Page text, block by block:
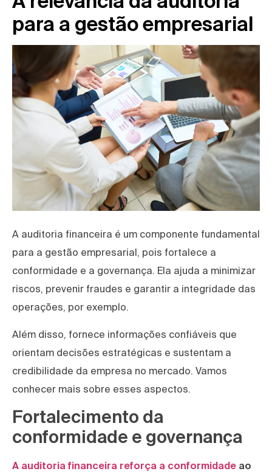
para a gestão empresarial
A auditoria financeira é um componente fundamental
para a gestão empresarial, pois fortalece a
conformidade e a governança. Ela ajuda a minimizar
riscos, prevenir fraudes e garantir a integridade das
operações, por exemplo.
Além disso, fornece informações confiáveis que
orientam decisões estratégicas e sustentam a
credibilidade da empresa no mercado. Vamos
conhecer mais sobre esses aspectos.
Fortalecimento da
conformidade e governança
A auditoria financeira reforça a conformidade ao